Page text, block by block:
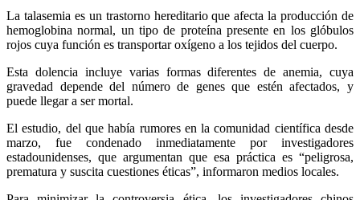
La talasemia es un trastorno hereditario que afecta la producción de
hemoglobina normal, un tipo de proteína presente en los glóbulos
rojos cuya función es transportar oxígeno a los tejidos del cuerpo.
Esta dolencia incluye varias formas diferentes de anemia, cuya
gravedad depende del número de genes que estén afectados, y
puede llegar a ser mortal.
El estudio, del que había rumores en la comunidad científica desde
marzo, fue condenado inmediatamente por investigadores
estadounidenses, que argumentan que esa práctica es “peligrosa,
prematura y suscita cuestiones éticas”, informaron medios locales.